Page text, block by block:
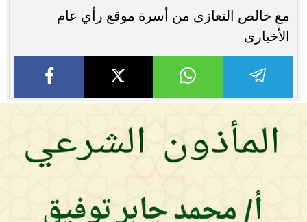
مع خالص التعازى من أسرة موقع رأي عام
الأخبارى